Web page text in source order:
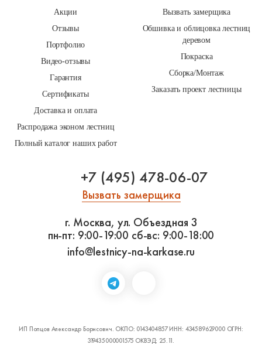
Акции
Отзывы
Портфолио
Видео-отзывы
Гарантия
Сертификаты
Доставка и оплата
Распродажа эконом лестниц
Полный каталог наших работ
Вызвать замерщика
Обшивка и облицовка лестниц
деревом
Покраска
Сборка/Монтаж
Заказать проект лестницы
+7 (495) 478-06-07
Вызвать замерщика
г. Москва, ул. Объездная 3
пн-пт: 9:00-19:00 сб-вс: 9:00-18:00
info@lestnicy-na-karkase.ru
ИП Попцов Александр Борисович. ОКПО: 0143404857 ИНН: 434589629000 ОГРН:
319435000001575 ОКВЭД: 25.11.